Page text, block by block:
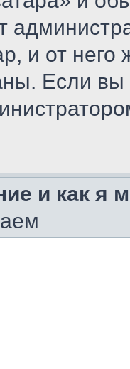
и от него
Если
и как я